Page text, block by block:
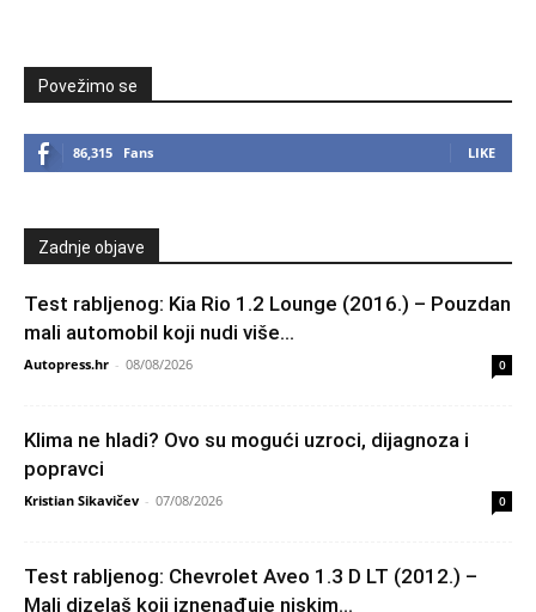
Povežimo se
86,315 Fans LIKE
Zadnje objave
Test rabljenog: Kia Rio 1.2 Lounge (2016.) – Pouzdan
mali automobil koji nudi više...
Autopress.hr - 08/08/2026 0
Klima ne hladi? Ovo su mogući uzroci, dijagnoza i
popravci
Kristian Sikavičev - 07/08/2026 0
Test rabljenog: Chevrolet Aveo 1.3 D LT (2012.) –
Mali dizelaš koji iznenađuje niskim...